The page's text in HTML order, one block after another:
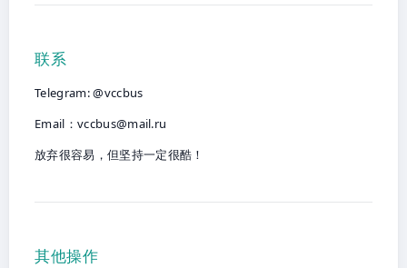
联系
Telegram: @vccbus
Email： vccbus@mail.ru
放弃很容易，但坚持一定很酷！
其他操作